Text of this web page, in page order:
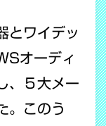
ワイデッ
オーディ
、５大メー
。このう